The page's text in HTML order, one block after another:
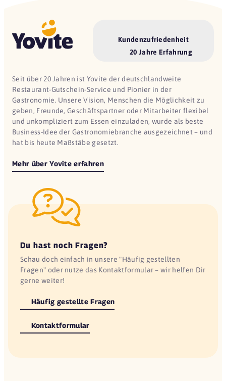
Kundenzufriedenheit
20 Jahre Erfahrung
Seit über 20 Jahren ist Yovite der deutschlandweite
Restaurant-Gutschein-Service und Pionier in der
Gastronomie. Unsere Vision, Menschen die Möglichkeit zu
geben, Freunde, Geschäftspartner oder Mitarbeiter flexibel
und unkompliziert zum Essen einzuladen, wurde als beste
Business-Idee der Gastronomiebranche ausgezeichnet – und
hat bis heute Maßstäbe gesetzt.
Mehr über Yovite erfahren
Du hast noch Fragen?
Schau doch einfach in unsere "Häufig gestellten
Fragen" oder nutze das Kontaktformular – wir helfen Dir
gerne weiter!
Häufig gestellte Fragen
Kontaktformular